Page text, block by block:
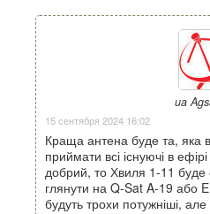
ua
15 сентября 2024 16:02
Краща антена буде та, яка
приймати всі існуючі в
добрий, то Хвиля 1-11
глянути на Q-Sat A-19 або
будуть трохи потужніші,